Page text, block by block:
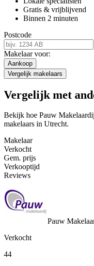
Gratis & vrijblijvend
Binnen 2 minuten
Postcode
Makelaar voor:
Aankoop
Vergelijk makelaars
Vergelijk met
Bekijk hoe Pauw
makelaars in Utrecht.
Makelaar
Verkocht
Gem. prijs
Verkooptijd
Reviews
Pauw
Verkocht
44